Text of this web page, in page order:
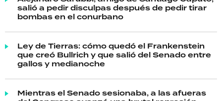
salió a pedir disculpas después de pedir tirar
bombas en el conurbano
Ley de Tierras: cómo quedó el Frankenstein
que creó Bullrich y que salió del Senado entre
gallos y medianoche
Mientras el Senado sesionaba, a las afueras